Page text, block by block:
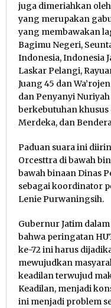
juga dimeriahkan oleh
yang merupakan
yang membawakan
Bagimu Negeri,
Indonesia, Indonesia
Laskar Pelangi,
Juang 45 dan
dan Penyanyi
berkebutuhan khusus
Merdeka, dan
Paduan suara ini
Orcesttra di bawah
bawah binaan Dinas
sebagai koordinator
Lenie Purwaningsih.
Gubernur Jatim
bahwa peringatan
ke-72 ini harus
mewujudkan
keadilan terwujud
Keadilan, menjadi
ini menjadi problem